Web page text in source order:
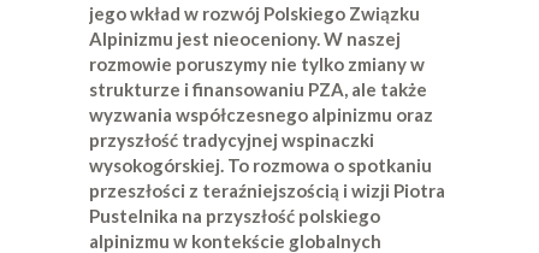
jego wkład w rozwój Polskiego Związku
Alpinizmu jest nieoceniony. W naszej
rozmowie poruszymy nie tylko zmiany w
strukturze i finansowaniu PZA, ale także
wyzwania współczesnego alpinizmu oraz
przyszłość tradycyjnej wspinaczki
wysokogórskiej. To rozmowa o spotkaniu
przeszłości z teraźniejszością i wizji Piotra
Pustelnika na przyszłość polskiego
alpinizmu w kontekście globalnych